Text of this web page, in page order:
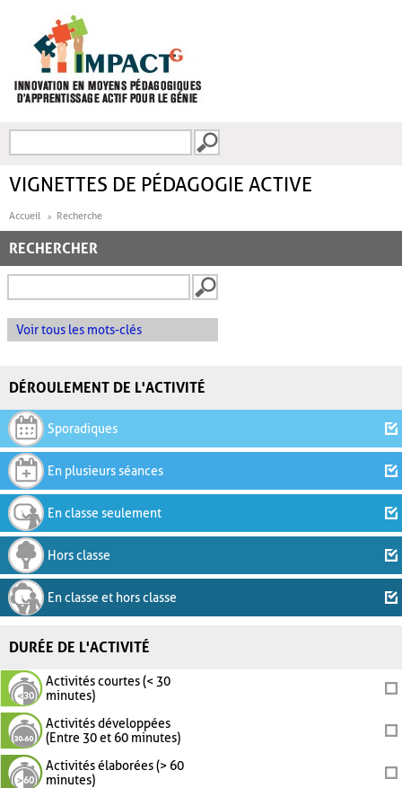
FORMULAIRE DE
VIGNETTES DE PÉDAGOGIE ACTIVE
Accueil Recherche
RECHERCHER
Voir tous les mots-clés
DÉROULEMENT DE L'ACTIVITÉ
Sporadiques
En plusieurs séances
En classe seulement
Hors classe
En classe et hors classe
DURÉE DE L'ACTIVITÉ
Activités courtes (< 30
minutes)
Activités développées
(Entre 30 et 60 minutes)
Activités élaborées (> 60
minutes)